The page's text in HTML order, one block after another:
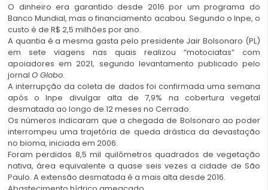
O dinheiro era garantido desde 2016 por um programa do
Banco Mundial, mas o financiamento acabou. Segundo o Inpe, o
custo é de R$ 2,5 milhões por ano.
A quantia é a mesma gasta pelo presidente Jair Bolsonaro (PL)
em sete viagens nas quais realizou “motociatas” com
apoiadores em 2021, segundo levantamento publicado pelo
jornal O Globo.
A interrupção da coleta de dados foi confirmada uma semana
após o Inpe divulgar alta de 7,9% na cobertura vegetal
desmatada ao longo de 12 meses no Cerrado.
Os números indicaram que a chegada de Bolsonaro ao poder
interrompeu uma trajetória de queda drástica da devastação
no bioma, iniciada em 2006.
Foram perdidos 8,5 mil quilômetros quadrados de vegetação
nativa, área equivalente a quase seis vezes a cidade de São
Paulo. A extensão desmatada é a mais alta desde 2016.